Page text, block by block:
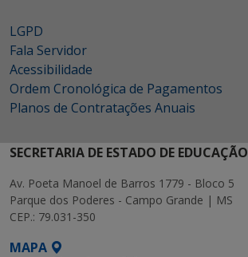
LGPD
Fala Servidor
Acessibilidade
Ordem Cronológica de Pagamentos
Planos de Contratações Anuais
SECRETARIA DE ESTADO DE EDUCAÇÃO
Av. Poeta Manoel de Barros 1779 - Bloco 5
Parque dos Poderes - Campo Grande | MS
CEP.: 79.031-350
MAPA